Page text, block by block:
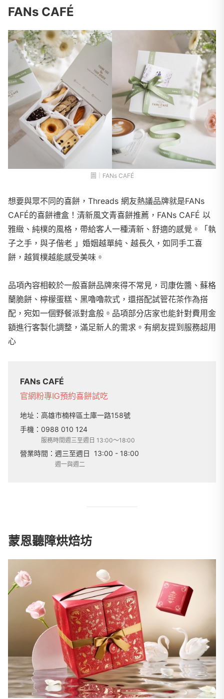
FANs CAFÉ
圖｜FANs CAFÉ
想要與眾不同的喜餅，Threads 網友熱議品牌就是FANs
CAFÉ的喜餅禮盒！清新風文青喜餅推薦，FANs CAFÉ 以
雅緻、純樸的風格，帶給客人一種清新、舒適的感覺。「執
子之手，與子偕老 」婚姻越單純、越長久，如同手工喜
餅，越質樸越能感受美味。
品項內容相較於一般喜餅品牌來得不常見，司康佐醬、蘇格
蘭脆餅、檸檬蛋糕、黑嚕嚕款式，還搭配試管花茶作為搭
配，宛如一個野餐派對盒般。品項部分店家也能針對費用金
額進行客製化調整，滿足新人的需求。有網友提到服務超用
心
FANs CAFÉ
官網粉專IG預約喜餅試吃
地址： 高雄市楠梓區土庫一路158號
手機： 0988 010 124
服務時間週三至週日 13:00～18:00
營業時間： 週三至週日 13:00 - 18:00
週一與週二
蒙恩聽障烘焙坊